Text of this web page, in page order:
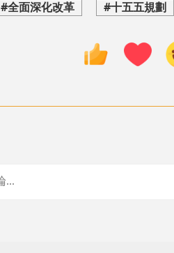
#全面深化改革 #十五五規劃